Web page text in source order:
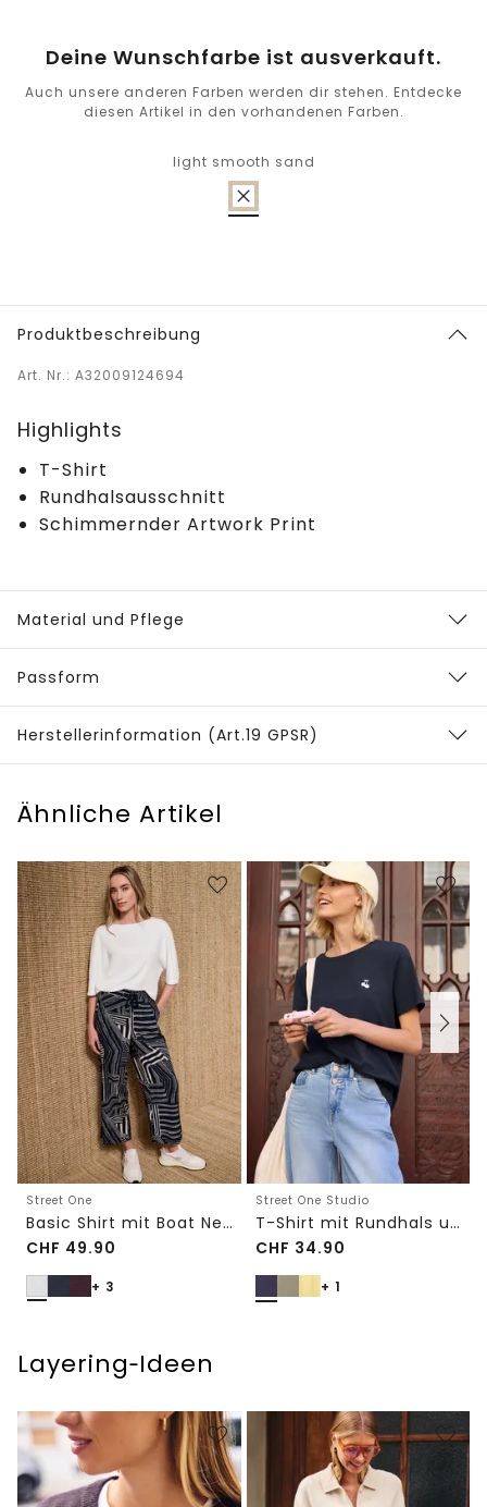
Deine Wunschfarbe ist ausverkauft.
Auch unsere anderen Farben werden dir stehen. Entdecke
diesen Artikel in den vorhandenen Farben.
light smooth sand
Produktbeschreibung
Art. Nr.: A32009124694
Highlights
T-Shirt
Rundhalsausschnitt
Schimmernder Artwork Print
Material und Pflege
Passform
Herstellerinformation (Art.19 GPSR)
Ähnliche Artikel
Street One
Basic Shirt mit Boat Neck und Elastikbund
CHF 49.90
+ 3
Street One Studio
T-Shirt mit Rundhals und Embroidery-Detail
CHF 34.90
+ 1
Layering‑Ideen